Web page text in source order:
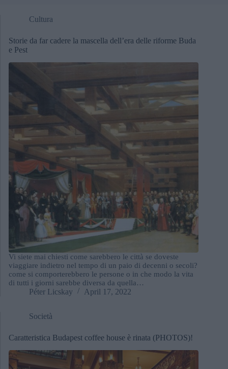
Cultura
Storie da far cadere la mascella dell’era delle riforme Buda
e Pest
Vi siete mai chiesti come sarebbero le città se doveste
viaggiare indietro nel tempo di un paio di decenni o secoli?
come si comporterebbero le persone o in che modo la vita
di tutti i giorni sarebbe diversa da quella…
Péter Licskay April 17, 2022
Società
Caratteristica Budapest coffee house è rinata (PHOTOS)!